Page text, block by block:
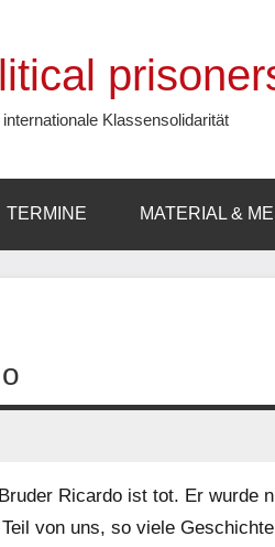
internationale Klassensolidarität
TERMINE MATERIAL &
Ricardo ist tot. Er wurde
von uns, so viele